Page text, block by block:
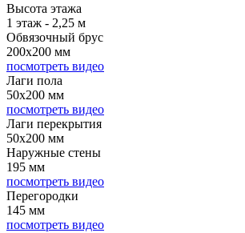
Высота этажа
1 этаж - 2,25 м
Обвязочный брус
200х200 мм
посмотреть видео
Лаги пола
50х200 мм
посмотреть видео
Лаги перекрытия
50х200 мм
Наружные стены
195 мм
посмотреть видео
Перегородки
145 мм
посмотреть видео